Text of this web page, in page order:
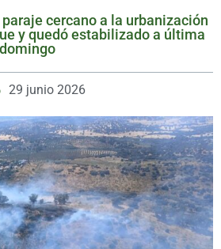
cercano a la urbanización
y quedó estabilizado a última
29 junio 2026